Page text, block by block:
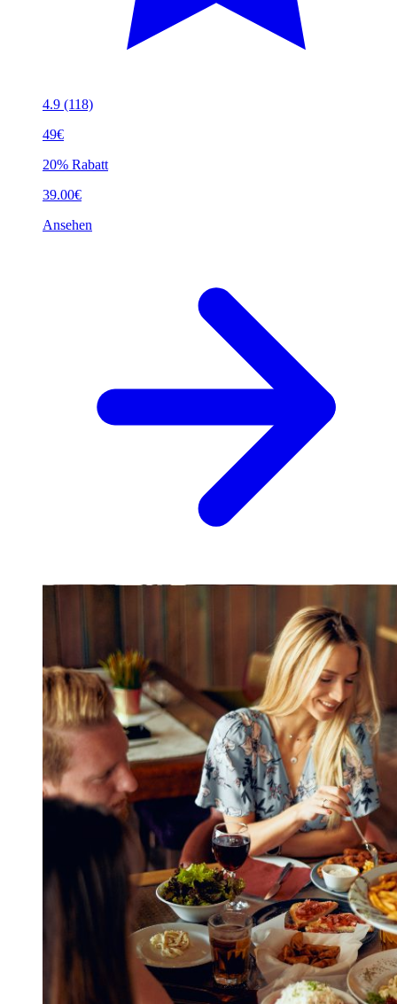
4.9 (118)
49€
20% Rabatt
39.00€
Ansehen